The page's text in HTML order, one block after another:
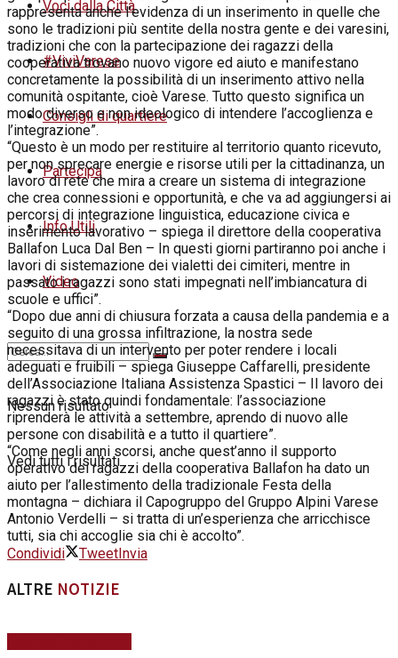
Voci dalla Città
#ViviVarese
Consigli di quartiere
Partecipa
Info Utili
Video
Nessun risultato
Vedi tutti i risultati
rappresenta anche l’evidenza di un inserimento in quelle che
sono le tradizioni più sentite della nostra gente e dei varesini,
tradizioni che con la partecipazione dei ragazzi della
cooperativa trovano nuovo vigore ed aiuto e manifestano
concretamente la possibilità di un inserimento attivo nella
comunità ospitante, cioè Varese. Tutto questo significa un
modo diverso e non ideologico di intendere l’accoglienza e
l’integrazione”.
“Questo è un modo per restituire al territorio quanto ricevuto,
per non sprecare energie e risorse utili per la cittadinanza, un
lavoro di rete che mira a creare un sistema di integrazione
che crea connessioni e opportunità, e che va ad aggiungersi ai
percorsi di integrazione linguistica, educazione civica e
inserimento lavorativo – spiega il direttore della cooperativa
Ballafon Luca Dal Ben – In questi giorni partiranno poi anche i
lavori di sistemazione dei vialetti dei cimiteri, mentre in
passato i ragazzi sono stati impegnati nell’imbiancatura di
scuole e uffici”.
“Dopo due anni di chiusura forzata a causa della pandemia e a
seguito di una grossa infiltrazione, la nostra sede
necessitava di un intervento per poter rendere i locali
adeguati e fruibili – spiega Giuseppe Caffarelli, presidente
dell’Associazione Italiana Assistenza Spastici – Il lavoro dei
ragazzi è stato quindi fondamentale: l’associazione
riprenderà le attività a settembre, aprendo di nuovo alle
persone con disabilità e a tutto il quartiere”.
“Come negli anni scorsi, anche quest’anno il supporto
operativo dei ragazzi della cooperativa Ballafon ha dato un
aiuto per l’allestimento della tradizionale Festa della
montagna – dichiara il Capogruppo del Gruppo Alpini Varese
Antonio Verdelli – si tratta di un’esperienza che arricchisce
tutti, sia chi accoglie sia chi è accolto”.
Condividi
Tweet Invia
ALTRE NOTIZIE